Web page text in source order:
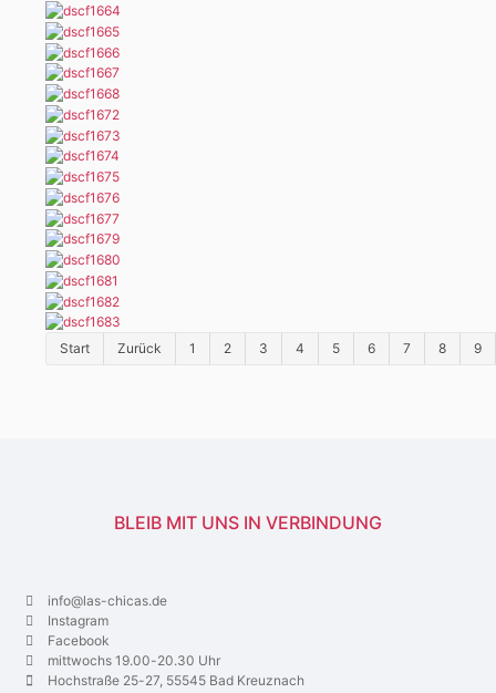
Start Zurück 1 2 3 4 5 6 7 8 9
BLEIB MIT UNS IN VERBINDUNG
info@las-chicas.de
Instagram
Facebook
mittwochs 19.00-20.30 Uhr
Hochstraße 25-27, 55545 Bad Kreuznach